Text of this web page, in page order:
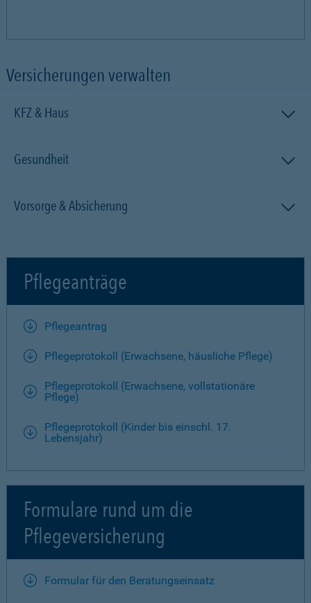
Versicherungen verwalten
KFZ & Haus
Gesundheit
Vorsorge & Absicherung
Pflegeanträge
Pflegeantrag
Pflegeprotokoll (Erwachsene, häusliche Pflege)
Pflegeprotokoll (Erwachsene, vollstationäre
Pflege)
Pflegeprotokoll (Kinder bis einschl. 17.
Lebensjahr)
Formulare rund um die
Pflegeversicherung
Formular für den Beratungseinsatz